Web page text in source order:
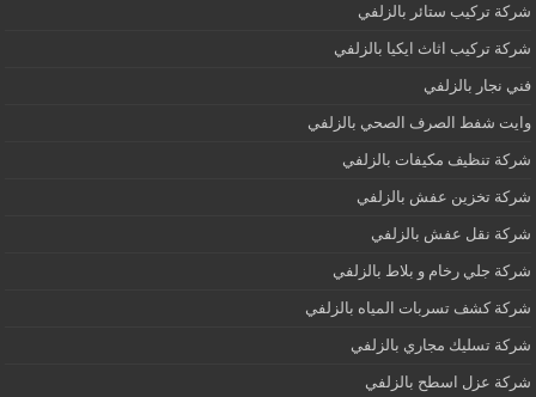
شركة تركيب ستائر بالزلفي
شركة تركيب اثاث ايكيا بالزلفي
فني نجار بالزلفي
وايت شفط الصرف الصحي بالزلفي
شركة تنظيف مكيفات بالزلفي
شركة تخزين عفش بالزلفي
شركة نقل عفش بالزلفي
شركة جلي رخام و بلاط بالزلفي
شركة كشف تسربات المياه بالزلفي
شركة تسليك مجاري بالزلفي
شركة عزل اسطح بالزلفي